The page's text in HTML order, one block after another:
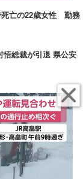
死亡の22歳女性 勤務
悟総裁が引退 県公安